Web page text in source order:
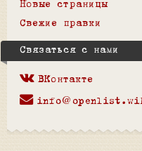
Новые страницы
Свежие правки
Связаться с нами
ВКонтакте